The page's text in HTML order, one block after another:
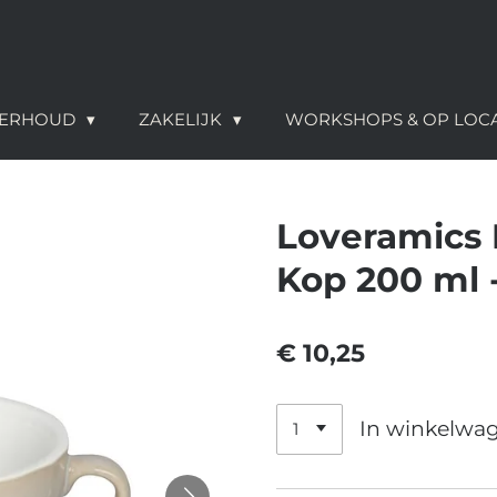
ZAKELIJK WORKSHOPS & OP
Loveramics
Kop 200 ml
€ 10,25
In